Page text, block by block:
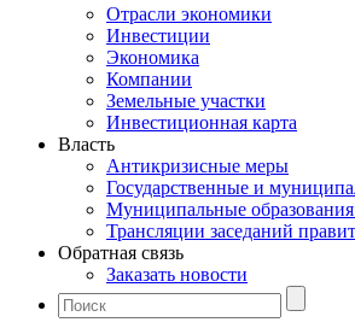
Отрасли экономики
Инвестиции
Экономика
Компании
Земельные участки
Инвестиционная карта
Власть
Антикризисные меры
Государственные и
Муниципальные
Трансляции заседаний
Обратная связь
Заказать новости